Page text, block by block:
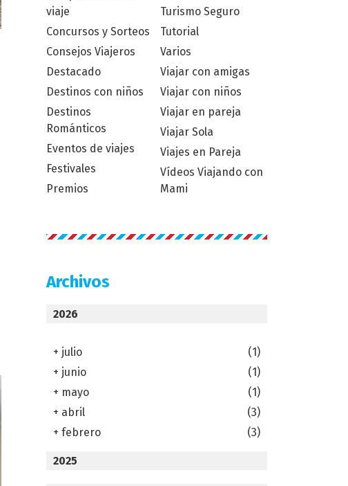
viaje
Concursos y Sorteos
Consejos Viajeros
Destacado
Destinos con niños
Destinos
Románticos
Eventos de viajes
Festivales
Premios
Turismo Seguro
Tutorial
Varios
Viajar con amigas
Viajar con niños
Viajar en pareja
Viajar Sola
Viajes en Pareja
Vídeos Viajando con
Mami
Archivos
2026
+ julio
(1)
+ junio
(1)
+ mayo
(1)
+ abril
(3)
+ febrero (3)
2025